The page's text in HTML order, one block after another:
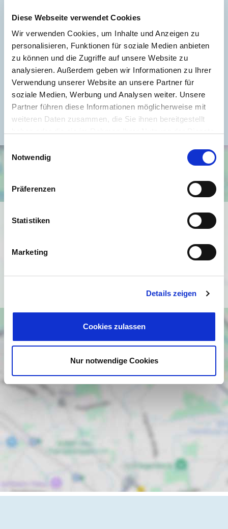
Diese Webseite verwendet Cookies
Wir verwenden Cookies, um Inhalte und Anzeigen zu
personalisieren, Funktionen für soziale Medien anbieten
zu können und die Zugriffe auf unsere Website zu
analysieren. Außerdem geben wir Informationen zu Ihrer
Verwendung unserer Website an unsere Partner für
soziale Medien, Werbung und Analysen weiter. Unsere
Partner führen diese Informationen möglicherweise mit
weiteren Daten zusammen, die Sie ihnen bereitgestellt
Einwilligungsauswahl
Notwendig
Präferenzen
Statistiken
Marketing
Details zeigen
Cookies zulassen
Nur notwendige Cookies
Energieausweis Jahrgang
ab dem 1.5.2014
Energieausweis Werteklasse
D
Energieausweis Baujahr
1900
Energieausweis Gebäudeart
Wohngebäude
Befeuerung
Gas
Ich bin damit einverstanden, dass mir Karten von Google